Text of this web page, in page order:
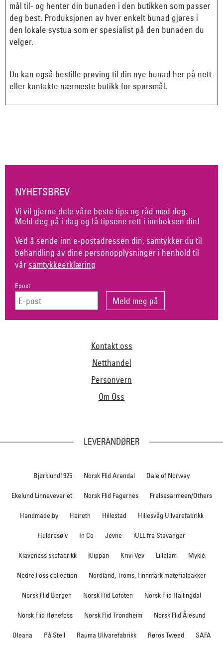
mål til- og henter din bunaden i den butikken som passer
deg best. Produksjonen av hver enkelt bunad gjøres i
den lokale systua som er spesialist på den bunaden du
velger.
Du kan også bestille prøving til din nye bunad her på nett
eller kontakte nærmeste butikk for spørsmål.
NYHETSBREV
Vi vil gjerne dele våre beste tips og råd med deg.
Meld deg på i dag og få tipsene rett i innboksen din!
Ved å sende inn e-postadressen din, samtykker du til
behandling av dine personopplysninger i henhold til
vår samtykkeerklæring
Epost
Kontakt oss
Netthandel
Personvern
Om Oss
LEVERANDØRER
Bjørklund1925 Norsk Flid Arendal Dale of Norway
Ekelund Linneveveriet Norsk Flid Fagernes Frelsesarmeen/Others
Handmade by Heireth Hillestad Hillesvåg Ullvarefabrikk
Huldresølv In Co Jevne iULL fra Stavanger
Klaveness skofabrikk Klippan Krivi Vev Lillelam Myklé
Nedre Foss collection Nordland, Troms, Finnmark materialpakker
Norsk Flid Bergen Norsk Flid Lofoten Norsk Flid Hallingdal
Norsk Flid Hønefoss Norsk Flid Trondheim Norsk Flid Ålesund
Oleana På Stell Rauma Ullvarefabrikk Røros Tweed SAFA